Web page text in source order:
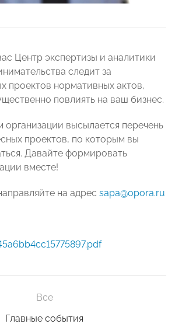
Центр экспертизы и аналитики
следит за
проектов нормативных актов,
повлиять на ваш бизнес.
организации высылается перечень
проектов, по которым вы
Давайте формировать
вместе!
на адрес sapa@opora.ru
Все
Главные события